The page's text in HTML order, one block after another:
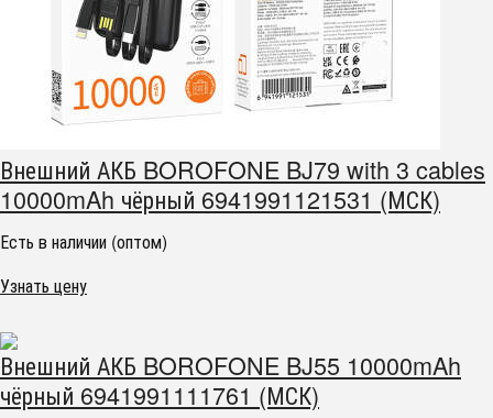
Внешний АКБ BOROFONE BJ79 with 3 cables
10000mAh чёрный 6941991121531 (МСК)
Есть в наличии (оптом)
Узнать цену
Внешний АКБ BOROFONE BJ55 10000mAh
чёрный 6941991111761 (МСК)